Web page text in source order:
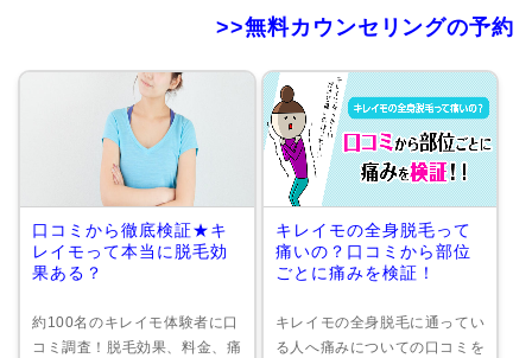
>>無料カウンセリングの予約
口コミから徹底検証★キ
レイモって本当に脱毛効
果ある？
約100名のキレイモ体験者に口
コミ調査！脱毛効果、料金、痛
キレイモの全身脱毛って
痛いの？口コミから部位
ごとに痛みを検証！
キレイモの全身脱毛に通ってい
る人へ痛みについての口コミを